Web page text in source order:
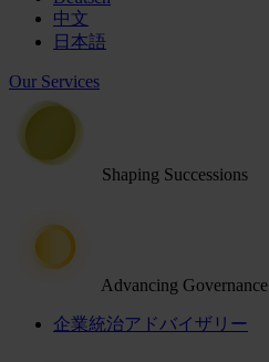
中文
日本語
Our Services
Shaping Successions
Advancing Governance
企業統治アドバイザリー